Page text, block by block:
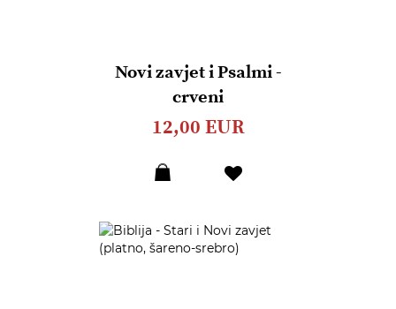
Novi zavjet i Psalmi -
crveni
12,00 EUR
želja